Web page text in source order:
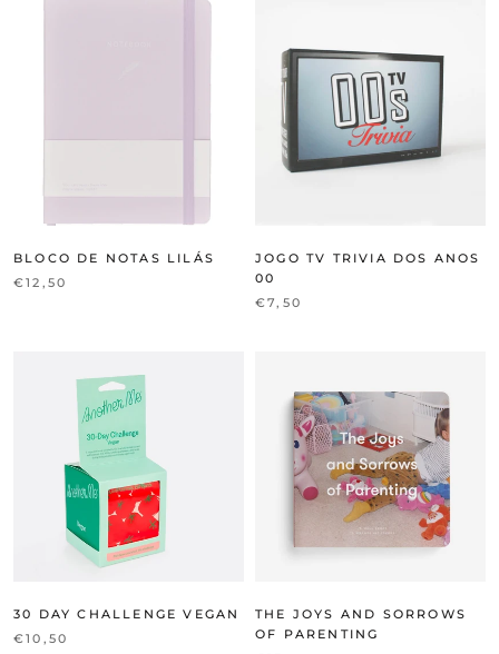
BLOCO DE NOTAS LILÁS
€12,50
JOGO TV TRIVIA DOS ANOS
00
€7,50
30 DAY CHALLENGE VEGAN
€10,50
THE JOYS AND SORROWS
OF PARENTING